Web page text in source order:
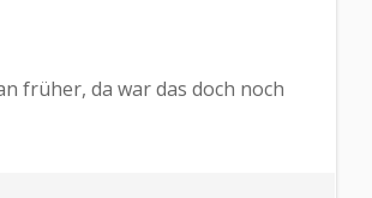
früher, da war das doch noch